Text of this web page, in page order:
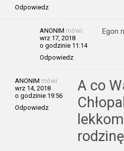
Odpowiedz
ANONIM mówi:
wrz 17, 2018
o godzinie 11:14
Odpowiedz
Egon
ANONIM mówi:
wrz 14, 2018
o godzinie 19:56
Odpowiedz
A co